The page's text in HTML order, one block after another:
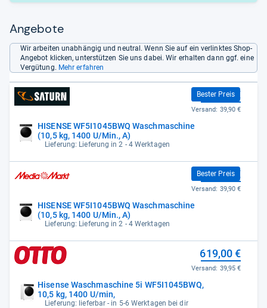
Angebote
Wir arbeiten unabhängig und neutral. Wenn Sie auf ein verlinktes Shop-
Angebot klicken, unterstützen Sie uns dabei. Wir erhalten dann ggf. eine
Vergütung. Mehr erfahren
HISENSE WF5I1045BWQ Waschmaschine
(10,5 kg, 1400 U/Min., A)
Lieferung: Lieferung in 2 - 4 Werktagen
Bester Preis
555,00 €
Versand: 39,90 €
HISENSE WF5I1045BWQ Waschmaschine
(10,5 kg, 1400 U/Min., A)
Lieferung: Lieferung in 2 - 4 Werktagen
Bester Preis
555,00 €
Versand: 39,90 €
Hisense Waschmaschine 5i WF5I1045BWQ,
10,5 kg, 1400 U/min,
Lieferung: lieferbar - in 5-6 Werktagen bei dir
619,00 €
Versand: 39,95 €